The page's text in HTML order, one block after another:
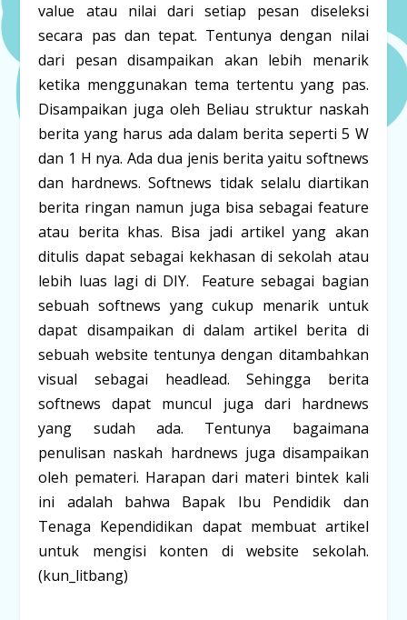
value atau nilai dari setiap pesan diseleksi
secara pas dan tepat. Tentunya dengan nilai
dari pesan disampaikan akan lebih menarik
ketika menggunakan tema tertentu yang pas.
Disampaikan juga oleh Beliau struktur naskah
berita yang harus ada dalam berita seperti 5 W
dan 1 H nya. Ada dua jenis berita yaitu softnews
dan hardnews. Softnews tidak selalu diartikan
berita ringan namun juga bisa sebagai feature
atau berita khas. Bisa jadi artikel yang akan
ditulis dapat sebagai kekhasan di sekolah atau
lebih luas lagi di DIY. Feature sebagai bagian
sebuah softnews yang cukup menarik untuk
dapat disampaikan di dalam artikel berita di
sebuah website tentunya dengan ditambahkan
visual sebagai headlead. Sehingga berita
softnews dapat muncul juga dari hardnews
yang sudah ada. Tentunya bagaimana
penulisan naskah hardnews juga disampaikan
oleh pemateri. Harapan dari materi bintek kali
ini adalah bahwa Bapak Ibu Pendidik dan
Tenaga Kependidikan dapat membuat artikel
untuk mengisi konten di website sekolah.
(kun_litbang)